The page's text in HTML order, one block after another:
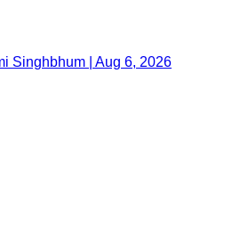
Singhbhum | Aug 6, 2026